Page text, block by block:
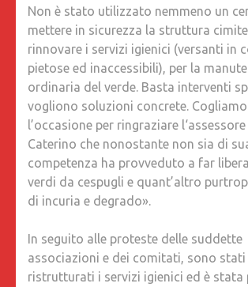
Non è stato utilizzato nemmeno un
mettere in sicurezza la struttura
rinnovare i servizi igienici (versanti in
pietose ed inaccessibili), per la
ordinaria del verde. Basta interventi
vogliono soluzioni concrete. Cogliamo
l’occasione per ringraziare l‘assessore
Caterino che nonostante non sia di
competenza ha provveduto a far
verdi da cespugli e quant’altro
di incuria e degrado».
In seguito alle proteste delle suddette
associazioni e dei comitati, sono stati
ristrutturati i servizi igienici ed è stata